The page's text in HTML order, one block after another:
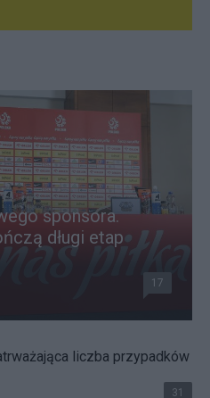
sponsora.
długi etap
17
liczba przypadków
31